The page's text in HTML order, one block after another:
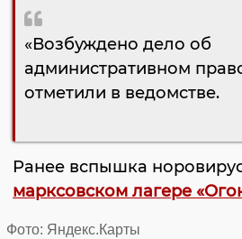
«Возбуждено дело об
административном
отметили в ведомстве.
Ранее вспышка
марксовском лагере
Фото: Яндекс.Карты